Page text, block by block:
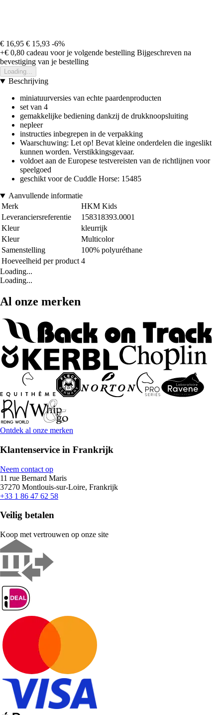
€ 16,95 € 15,93 -6%
+€ 0,80 cadeau voor je volgende bestelling Bijgeschreven na
bevestiging van je bestelling
Loading...
Beschrijving
miniatuurversies van echte paardenproducten
set van 4
gemakkelijke bediening dankzij de drukknoopsluiting
nepleer
instructies inbegrepen in de verpakking
Waarschuwing: Let op! Bevat kleine onderdelen die ingeslikt
kunnen worden. Verstikkingsgevaar.
voldoet aan de Europese testvereisten van de richtlijnen voor
speelgoed
geschikt voor de Cuddle Horse: 15485
Aanvullende informatie
Merk
HKM Kids
Leveranciersreferentie
158318393.0001
Kleur
kleurrijk
Kleur
Multicolor
Samenstelling
100% polyuréthane
Hoeveelheid per product 4
Loading...
Loading...
Al onze merken
Ontdek al onze merken
Klantenservice in Frankrijk
Neem contact op
11 rue Bernard Maris
37270 Montlouis-sur-Loire, Frankrijk
+33 1 86 47 62 58
Veilig betalen
Koop met vertrouwen op onze site